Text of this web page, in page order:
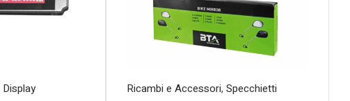
Display Ricambi e Accessori, Specchietti